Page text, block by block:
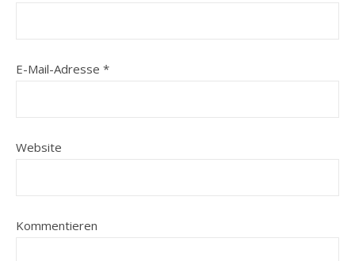
E-Mail-Adresse *
Website
Kommentieren